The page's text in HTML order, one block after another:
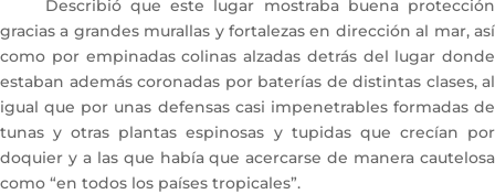
Describió que este lugar mostraba buena protección
gracias a grandes murallas y fortalezas en dirección al mar, así
como por empinadas colinas alzadas detrás del lugar donde
estaban además coronadas por baterías de distintas clases, al
igual que por unas defensas casi impenetrables formadas de
tunas y otras plantas espinosas y tupidas que crecían por
doquier y a las que había que acercarse de manera cautelosa
como “en todos los países tropicales”.